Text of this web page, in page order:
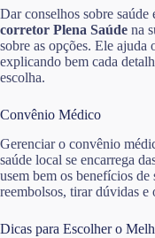
Dar conselhos sobre
corretor Plena Saúde na
sobre as opções. Ele ajuda
explicando bem cada
escolha.
Convênio Médico
Gerenciar o convênio
saúde local se encarrega
usem bem os benefícios
reembolsos, tirar dúvidas e
Dicas para Escolher o